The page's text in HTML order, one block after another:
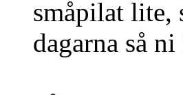
småpilat lite,
dagarna så